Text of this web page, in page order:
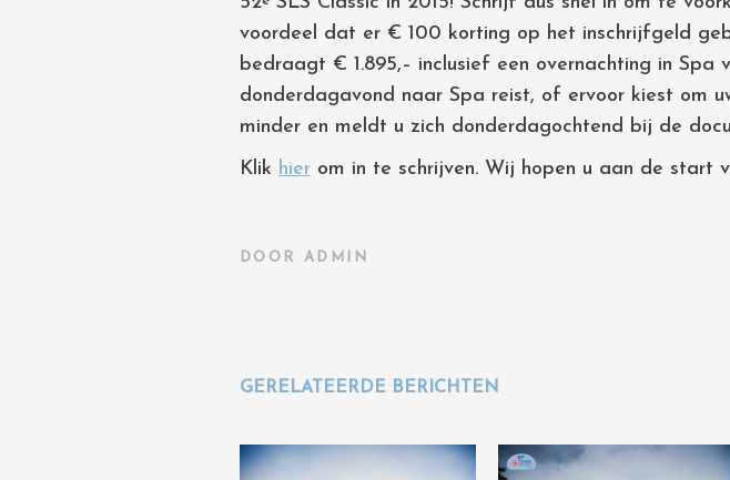
voordeel dat er € 100 korting op het inschrijfgeld
bedraagt € 1.895,– inclusief een overnachting in
donderdagavond naar Spa reist, of ervoor kiest om
minder en meldt u zich donderdagochtend bij de
Klik hierom in te schrijven. Wij hopen u aan de start
DOOR ADMIN
GERELATEERDE BERICHTEN